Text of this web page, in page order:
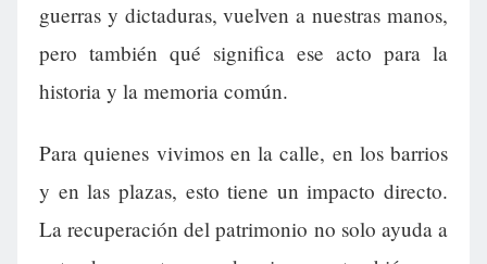
guerras y dictaduras, vuelven a nuestras manos,
pero también qué significa ese acto para la
historia y la memoria común.
Para quienes vivimos en la calle, en los barrios
y en las plazas, esto tiene un impacto directo.
La recuperación del patrimonio no solo ayuda a